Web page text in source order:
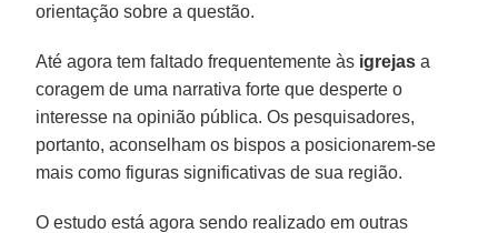
orientação sobre a questão.
Até agora tem faltado frequentemente às igrejas a
coragem de uma narrativa forte que desperte o
interesse na opinião pública. Os pesquisadores,
portanto, aconselham os bispos a posicionarem-se
mais como figuras significativas de sua região.
O estudo está agora sendo realizado em outras